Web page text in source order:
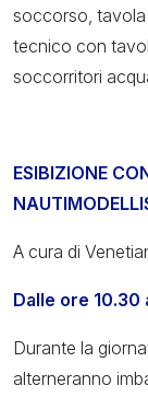
soccorso,
tecnico con
soccorritori
ESIBIZIONE
A cura di
Dalle ore 10.30
Durante la
alterneranno